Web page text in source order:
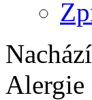
Alergie